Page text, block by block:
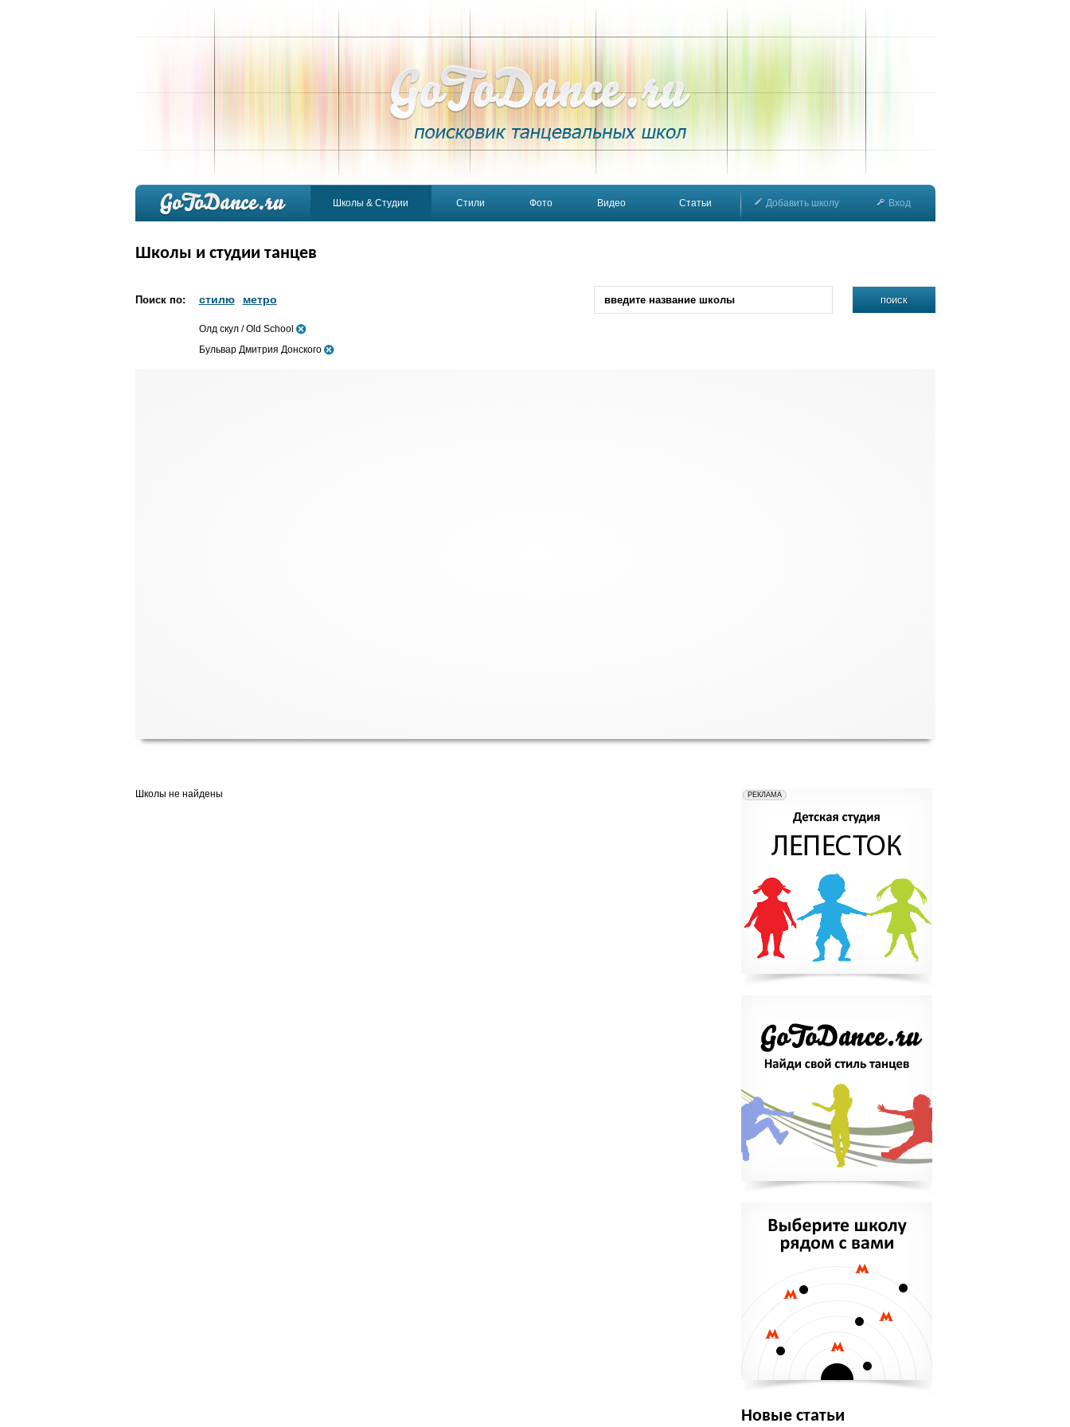
Школы & Студии Стили Фото Видео Статьи Добавить школу Вход
Школы и студии танцев
Поиск по: стилю метро
Олд скул / Old School
Бульвар Дмитрия Донского
Школы не найдены
Новые статьи